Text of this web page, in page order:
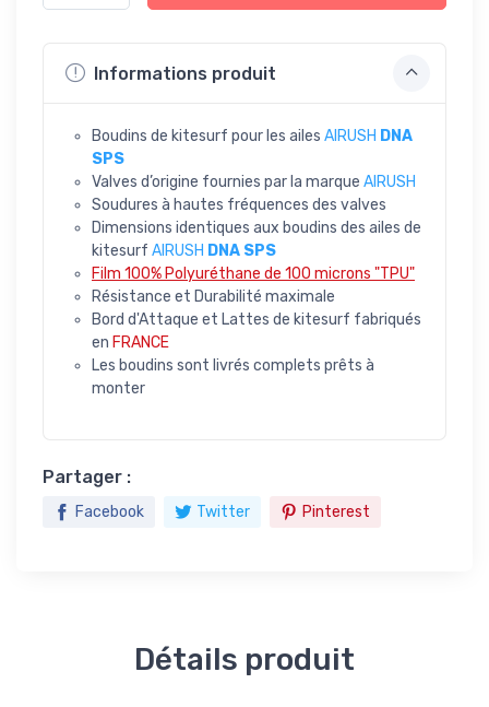
Informations produit
Boudins de kitesurf pour les ailes AIRUSH DNA
SPS
Valves d’origine fournies par la marque AIRUSH
Soudures à hautes fréquences des valves
Dimensions identiques aux boudins des ailes de
kitesurf AIRUSH DNA SPS
Film 100% Polyuréthane de 100 microns "TPU"
Résistance et Durabilité maximale
Bord d'Attaque et Lattes de kitesurf fabriqués
en FRANCE
Les boudins sont livrés complets prêts à
monter
Partager :
Facebook Twitter Pinterest
Détails produit